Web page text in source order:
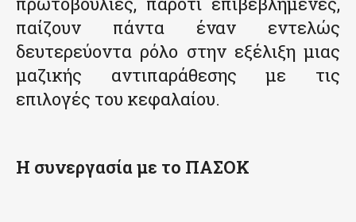
παίζουν πάντα έναν εντελώς
δευτερεύοντα ρόλο στην εξέλιξη μιας
μαζικής αντιπαράθεσης με τις
επιλογές του κεφαλαίου.
Η συνεργασία με το ΠΑΣΟΚ